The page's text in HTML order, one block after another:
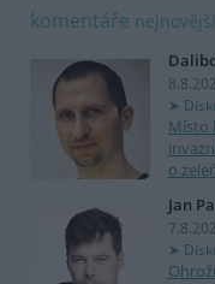
komentáře nejnovější
Místo
o
Jan